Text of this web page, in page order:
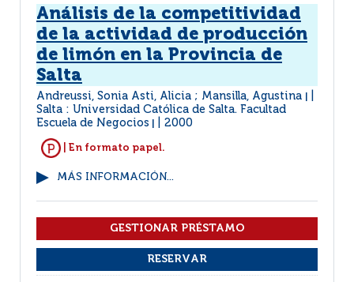
Análisis de la competitividad
de la actividad de producción
de limón en la Provincia de
Salta
Andreussi, Sonia Asti, Alicia ; Mansilla, Agustina
Salta : Universidad Católica de Salta. Facultad
Escuela de Negocios
2000
| En formato papel.
MÁS INFORMACIÓN...